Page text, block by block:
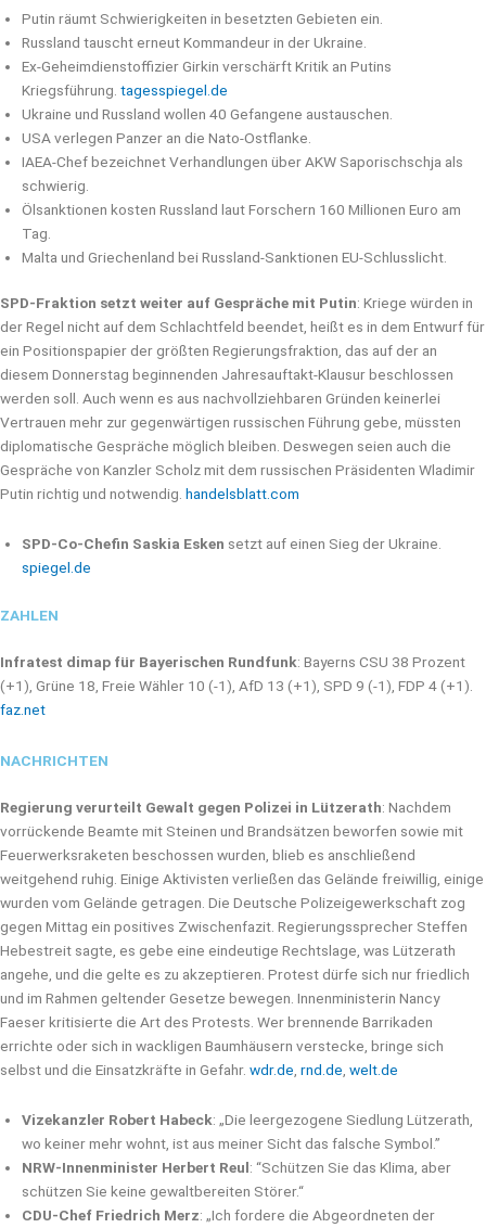
Putin räumt Schwierigkeiten in besetzten Gebieten ein.
Russland tauscht erneut Kommandeur in der Ukraine.
Ex-Geheimdienstoffizier Girkin verschärft Kritik an Putins
Kriegsführung. tagesspiegel.de
Ukraine und Russland wollen 40 Gefangene austauschen.
USA verlegen Panzer an die Nato-Ostflanke.
IAEA-Chef bezeichnet Verhandlungen über AKW Saporischschja als
schwierig.
Ölsanktionen kosten Russland laut Forschern 160 Millionen Euro am
Tag.
Malta und Griechenland bei Russland-Sanktionen EU-Schlusslicht.
SPD-Fraktion setzt weiter auf Gespräche mit Putin: Kriege würden in
der Regel nicht auf dem Schlachtfeld beendet, heißt es in dem Entwurf für
ein Positionspapier der größten Regierungsfraktion, das auf der an
diesem Donnerstag beginnenden Jahresauftakt-Klausur beschlossen
werden soll. Auch wenn es aus nachvollziehbaren Gründen keinerlei
Vertrauen mehr zur gegenwärtigen russischen Führung gebe, müssten
diplomatische Gespräche möglich bleiben. Deswegen seien auch die
Gespräche von Kanzler Scholz mit dem russischen Präsidenten Wladimir
Putin richtig und notwendig. handelsblatt.com
SPD-Co-Chefin Saskia Esken setzt auf einen Sieg der Ukraine.
spiegel.de
ZAHLEN
Infratest dimap für Bayerischen Rundfunk: Bayerns CSU 38 Prozent
(+1), Grüne 18, Freie Wähler 10 (-1), AfD 13 (+1), SPD 9 (-1), FDP 4 (+1).
faz.net
NACHRICHTEN
Regierung verurteilt Gewalt gegen Polizei in Lützerath: Nachdem
vorrückende Beamte mit Steinen und Brandsätzen beworfen sowie mit
Feuerwerksraketen beschossen wurden, blieb es anschließend
weitgehend ruhig. Einige Aktivisten verließen das Gelände freiwillig, einige
wurden vom Gelände getragen. Die Deutsche Polizeigewerkschaft zog
gegen Mittag ein positives Zwischenfazit. Regierungssprecher Steffen
Hebestreit sagte, es gebe eine eindeutige Rechtslage, was Lützerath
angehe, und die gelte es zu akzeptieren. Protest dürfe sich nur friedlich
und im Rahmen geltender Gesetze bewegen. Innenministerin Nancy
Faeser kritisierte die Art des Protests. Wer brennende Barrikaden
errichte oder sich in wackligen Baumhäusern verstecke, bringe sich
selbst und die Einsatzkräfte in Gefahr. wdr.de rnd.de welt.de
Vizekanzler Robert Habeck: „Die leergezogene Siedlung Lützerath,
wo keiner mehr wohnt, ist aus meiner Sicht das falsche Symbol.”
NRW-Innenminister Herbert Reul: “Schützen Sie das Klima, aber
schützen Sie keine gewaltbereiten Störer.“
CDU-Chef Friedrich Merz: „Ich fordere die Abgeordneten der